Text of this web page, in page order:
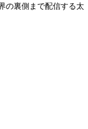
の裏側まで配信する太